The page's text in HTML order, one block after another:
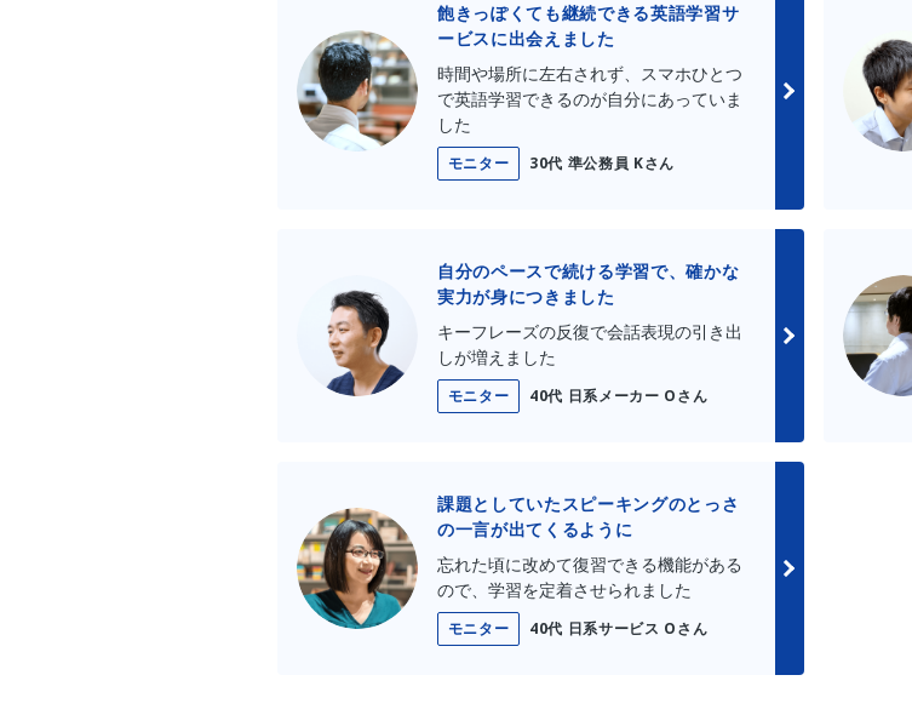
飽きっぽくても継続できる英語学習サ
ービスに出会えました
時間や場所に左右されず、スマホひとつ
で英語学習できるのが自分にあっていま
した
モニター 30代 準公務員 Kさん
自分のペースで続ける学習で、確かな
実力が身につきました
キーフレーズの反復で会話表現の引き出
しが増えました
モニター 40代 日系メーカー Oさん
課題としていたスピーキングのとっさ
の一言が出てくるように
忘れた頃に改めて復習できる機能がある
ので、学習を定着させられました
モニター 40代 日系サービス Oさん